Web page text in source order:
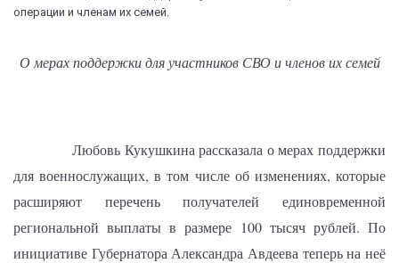
операции и членам их семей.
О мерах поддержки для участников СВО и членов их семей
Любовь Кукушкина рассказала о мерах поддержки
для военнослужащих, в том числе об изменениях, которые
расширяют перечень получателей единовременной
региональной выплаты в размере 100 тысяч рублей. По
инициативе Губернатора Александра Авдеева теперь на неё